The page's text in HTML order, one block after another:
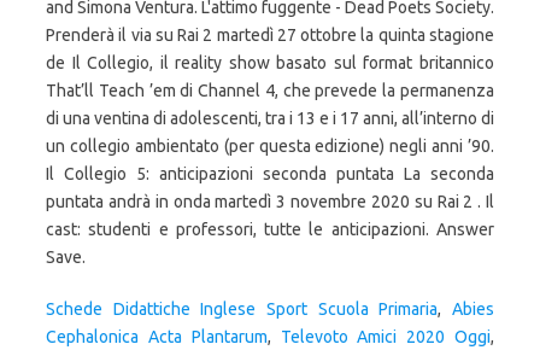
Schede Didattiche Inglese Sport Scuola Primaria,Abies
Cephalonica Acta Plantarum, Televoto Amici 2020 Oggi,